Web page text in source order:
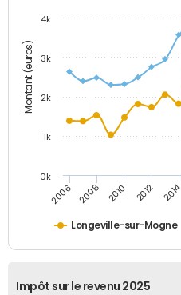
Montant (euros)
Longeville-sur-Mogne
2006 2008 2010 2012 2014
0k
1k
2k
3k
4k
Impôt sur le revenu 2025